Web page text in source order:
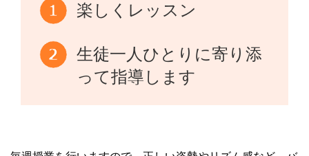
楽しくレッスン
生徒一人ひとりに寄り添
って指導します